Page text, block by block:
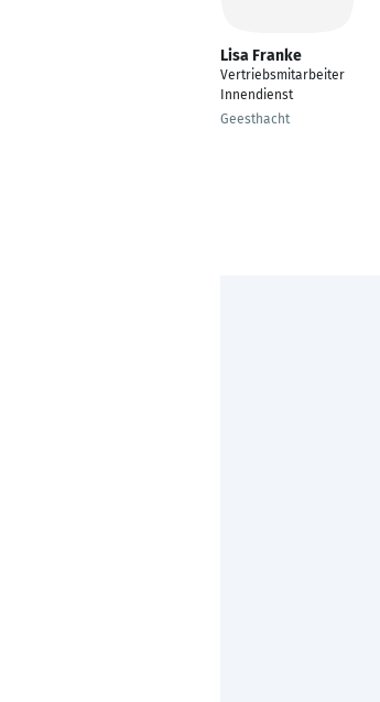
Lisa Franke
Vertriebsmitarbeiter
Innendienst
Geesthacht